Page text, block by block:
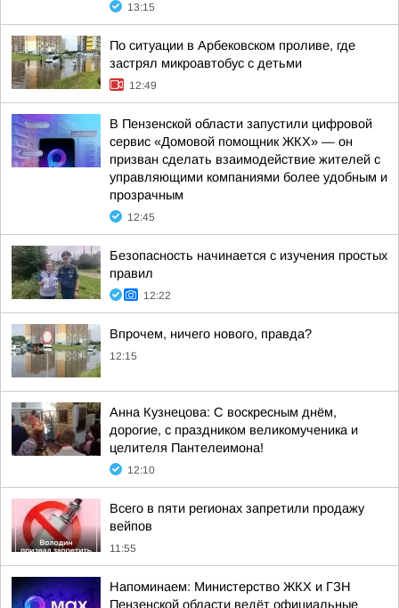
13:15
По ситуации в Арбековском проливе, где
застрял микроавтобус с детьми
12:49
В Пензенской области запустили цифровой
сервис «Домовой помощник ЖКХ» — он
призван сделать взаимодействие жителей с
управляющими компаниями более удобным и
прозрачным
12:45
Безопасность начинается с изучения простых
правил
12:22
Впрочем, ничего нового, правда?
12:15
Анна Кузнецова: С воскресным днём,
дорогие, с праздником великомученика и
целителя Пантелеимона!
12:10
Всего в пяти регионах запретили продажу
вейпов
11:55
Напоминаем: Министерство ЖКХ и ГЗН
Пензенской области ведёт официальные